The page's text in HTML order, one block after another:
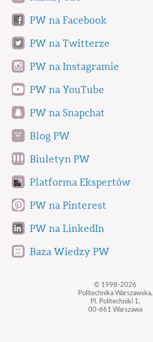
PW na Facebook
PW na Twitterze
PW na Instagramie
PW na YouTube
PW na Snapchat
Blog PW
Biuletyn PW
Platforma Ekspertów
PW na Pinterest
PW na LinkedIn
Baza Wiedzy PW
© 1998-2026
Politechnika Warszawska,
Pl. Politechniki 1,
00-661 Warszawa